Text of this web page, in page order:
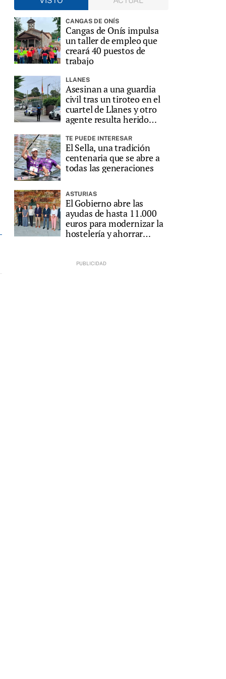
CANGAS DE ONÍS
Cangas de Onís impulsa
un taller de empleo que
creará 40 puestos de
trabajo
LLANES
Asesinan a una guardia
civil tras un tiroteo en el
cuartel de Llanes y otro
agente resulta herido
TE PUEDE INTERESAR
El Sella, una tradición
centenaria que se abre a
todas las generaciones
ASTURIAS
El Gobierno abre las
ayudas de hasta 11.000
euros para modernizar la
hostelería y ahorrar